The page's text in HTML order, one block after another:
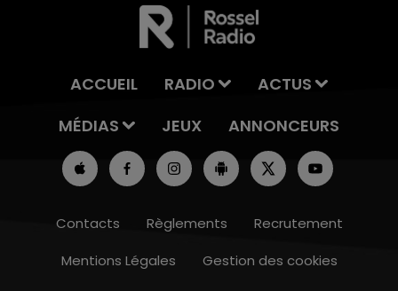
ACCUEIL RADIO
ACTUS
MÉDIAS
JEUX ANNONCEURS
Contacts Règlements
Recrutement
Mentions Légales
Gestion des cookies